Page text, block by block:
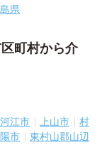
県
町村から介
江市 上山市
村
市
東村山郡山辺